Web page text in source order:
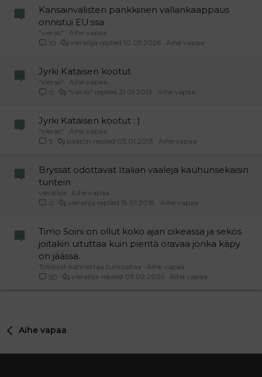
Kansainvälisten pankkiirien vallankaappaus
onnistui EU:ssa
"vieras"
Aihe vapaa
10
Aihe vapaa
10.05.2026
vierailija
Jyrki Kataisen kootut
"vieras"
Aihe vapaa
0
Aihe vapaa
21.01.2013
"vieras"
Jyrki Kataisen kootut : )
"vieras"
Aihe vapaa
3
Aihe vapaa
03.01.2013
päätön
Bryssät odottavat Italian vaaleja kauhunsekaisin
tuntein
vierailija
Aihe vapaa
0
Aihe vapaa
19.01.2018
vierailija
Timo Soini on ollut koko ajan oikeassa ja sekös
joitakin uituttaa kuin pientä oravaa jonka käpy
on jäässä.
Tosiasiat kannattaa tunnustaa
Aihe vapaa
50
Aihe vapaa
03.02.2026
vierailija
Aihe vapaa